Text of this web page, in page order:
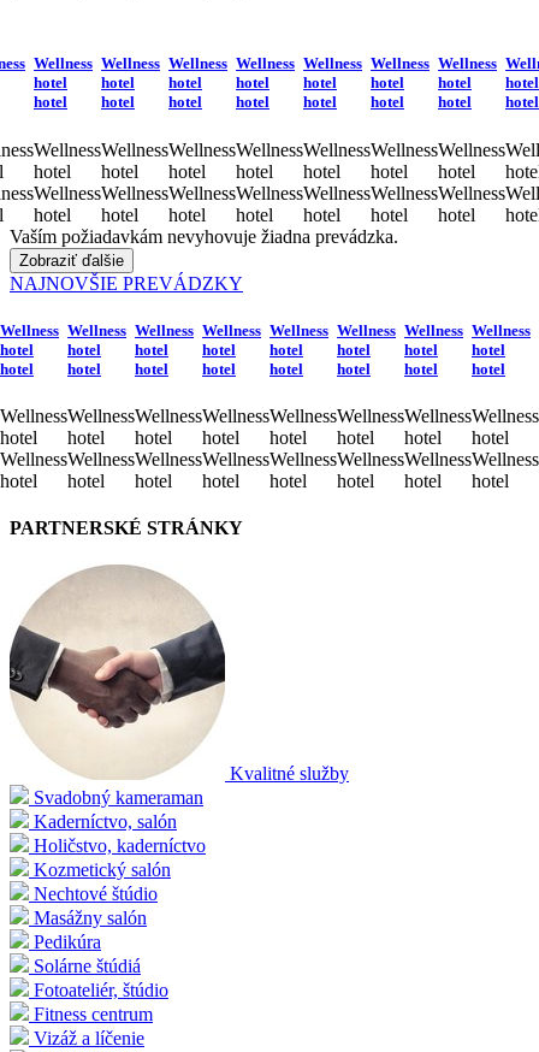
Wellness
hotel
hotel
Wellness
hotel
Wellness
hotel
Wellness
hotel
hotel
Wellness
hotel
Wellness
hotel
Wellness
hotel
hotel
Wellness
hotel
Wellness
hotel
Wellness
hotel
hotel
Wellness
hotel
Wellness
hotel
Wellness
hotel
hotel
Wellness
hotel
Wellness
hotel
Wellness
hotel
hotel
Wellness
hotel
Wellness
hotel
Wellness
hotel
hotel
Wellness
hotel
Wellness
hotel
hotel
hotel
Vaším požiadavkám nevyhovuje žiadna prevádzka.
Zobraziť ďalšie
NAJNOVŠIE PREVÁDZKY
Wellness
hotel
hotel
Wellness
hotel
Wellness
hotel
Wellness
hotel
hotel
Wellness
hotel
Wellness
hotel
Wellness
hotel
hotel
Wellness
hotel
Wellness
hotel
Wellness
hotel
hotel
Wellness
hotel
Wellness
hotel
Wellness
hotel
hotel
Wellness
hotel
Wellness
hotel
Wellness
hotel
hotel
Wellness
hotel
Wellness
hotel
Wellness
hotel
hotel
Wellness
hotel
Wellness
hotel
Wellness
hotel
hotel
Wellness
hotel
Wellness
hotel
PARTNERSKÉ STRÁNKY
Kvalitné služby
Svadobný kameraman
Kaderníctvo, salón
Holičstvo, kaderníctvo
Kozmetický salón
Nechtové štúdio
Masážny salón
Pedikúra
Solárne štúdiá
Fotoateliér, štúdio
Fitness centrum
Vizáž a líčenie